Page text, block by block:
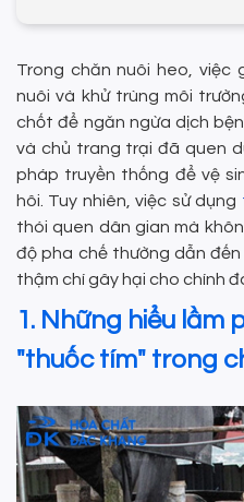
Trong chăn nuôi heo, việc
nuôi và khử trùng môi
chốt để ngăn ngừa dịch
và chủ trang trại đã quen
pháp truyền thống để vệ
hôi. Tuy nhiên, việc sử dụng
thói quen dân gian mà
độ pha chế thường dẫn
thậm chí gây hại cho chính
1. Những hiểu lầm
"thuốc tím" trong